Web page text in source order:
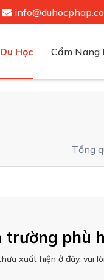
Học Cẩm Nang
Tổng
trường phù
xuất hiện ở đây, vui